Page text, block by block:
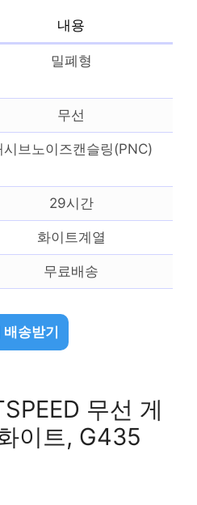
내용
밀폐형
무선
시브노이즈캔슬링(PNC)
29시간
화이트계열
무료배송
배송받기
무선 게
이트, G435